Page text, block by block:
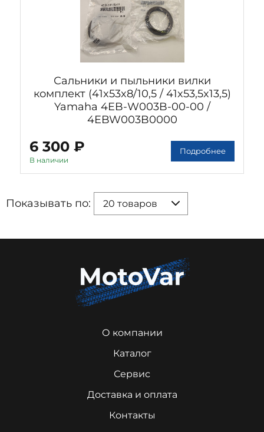
Сальники и пыльники вилки
комплект (41x53x8/10,5 / 41x53,5x13,5)
Yamaha 4EB-W003B-00-00 /
4EBW003B0000
6 300 ₽
В наличии
Подробнее
Показывать по: 20 товаров
О компании
Каталог
Сервис
Доставка и оплата
Контакты